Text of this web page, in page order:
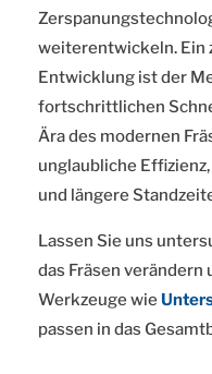
weiterentwickeln. Ein
Entwicklung ist der
fortschrittlichen
Ära des modernen
unglaubliche
und längere
Lassen Sie uns
das Fräsen verändern
Werkzeuge wie
passen in das